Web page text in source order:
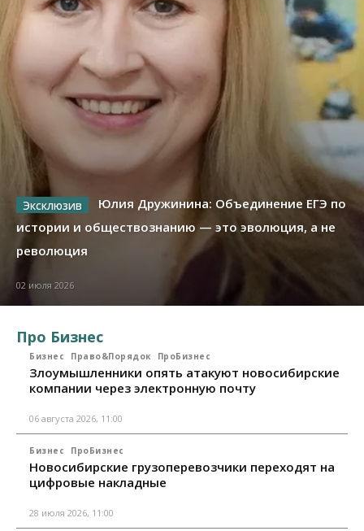
Юлия Дружинина: Объединение ЕГЭ по
истории и обществознанию — это эволюция, а не
революция
02 июля 2026
Про Бизнес
Бизнес Право&Порядок ПроБизнес
Злоумышленники опять атакуют новосибирские
компании через электронную почту
06 августа 2026, 11:00
Бизнес ПроБизнес
Новосибирские грузоперевозчики переходят на
цифровые накладные
28 июля 2026, 11:00